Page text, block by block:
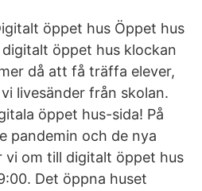
öppet hus Öppet hus
öppet hus klockan
då att få träffa elever,
livesänder från skolan.
öppet hus-sida! På
pandemin och de nya
vi om till digitalt öppet hus
Det öppna huset